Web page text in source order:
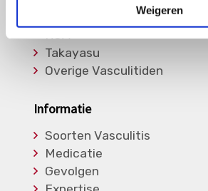
Weigeren
RCA
Takayasu
Overige Vasculitiden
Informatie
Soorten Vasculitis
Medicatie
Gevolgen